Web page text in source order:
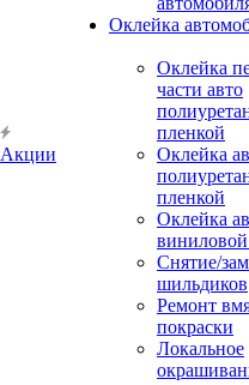
Акции
Оклейка
Оклейка
части авто
пленкой
Оклейка
пленкой
Оклейка
Снятие/
шильдиков
Ремонт
покраски
Локальное